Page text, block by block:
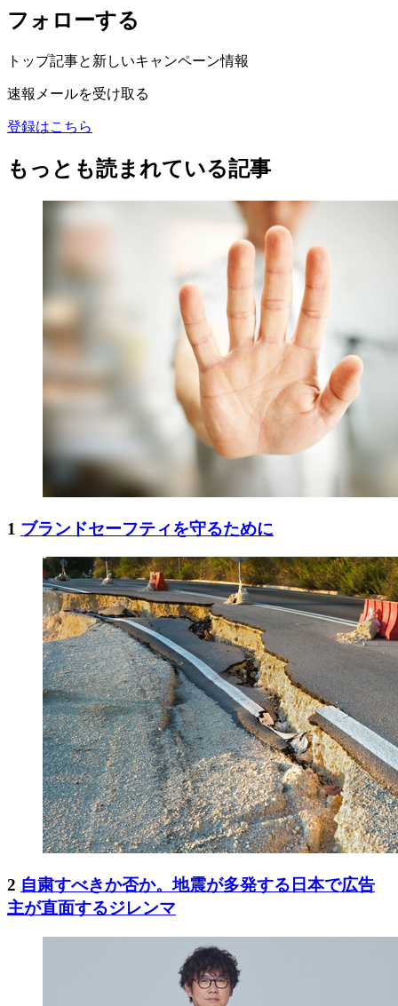
フォローする
トップ記事と新しいキャンペーン情報
速報メールを受け取る
登録はこちら
もっとも読まれている記事
1 ブランドセーフティを守るために
2 自粛すべきか否か。地震が多発する日本で広告
主が直面するジレンマ